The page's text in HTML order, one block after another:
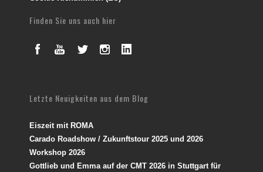
Finden Sie uns auch hier
Letzte Neuigkeiten aus dem Blog
Eiszeit mit ROMA
Carado Roadshow / Zukunftstour 2025 und 2026
Workshop 2026
Gottlieb und Emma auf der CMT 2026 in Stuttgart für